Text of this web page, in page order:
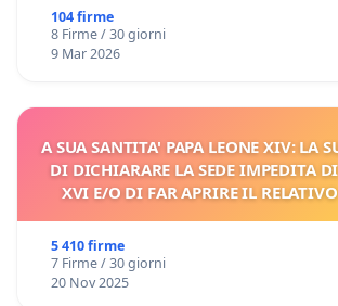
104 firme
8 Firme / 30 giorni
9 Mar 2026
A SUA SANTITA' PAPA LEONE XIV: LA
DI DICHIARARE LA SEDE IMPEDITA
XVI E/O DI FAR APRIRE IL RELATIVO
5 410 firme
7 Firme / 30 giorni
20 Nov 2025